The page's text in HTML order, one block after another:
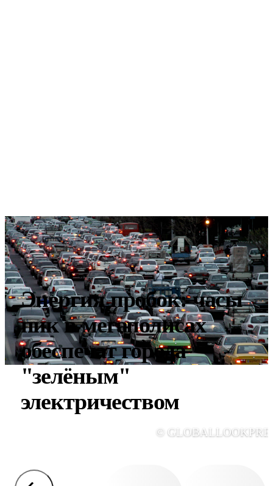
Энергия пробок: часы
пик в мегаполисах
обеспечат города
"зелёным"
электричеством
©